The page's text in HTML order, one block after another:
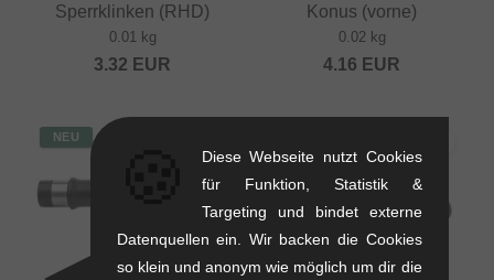
Sperrklinken (RHD)
0.01 kg
3.32 EUR
Konus (vorne)
0.02 kg
4.16 EUR
NEU
Diese Webseite nutzt Cookies
für Funktion, Statistik &
Targeting und bindet externe
Datenquellen ein. Wir backen die Cookies
so klein und anonym wie möglich um dir die